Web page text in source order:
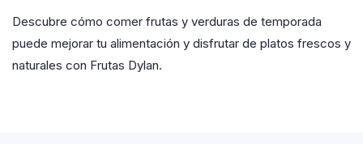
Descubre cómo comer frutas y verduras de temporada
puede mejorar tu alimentación y disfrutar de platos frescos y
naturales con Frutas Dylan.